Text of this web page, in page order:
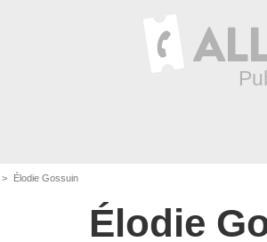
Élodie Gossuin
Élodie